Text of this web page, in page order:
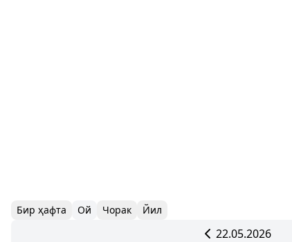
Бир ҳафта Ой Чорак Йил
22.05.2026